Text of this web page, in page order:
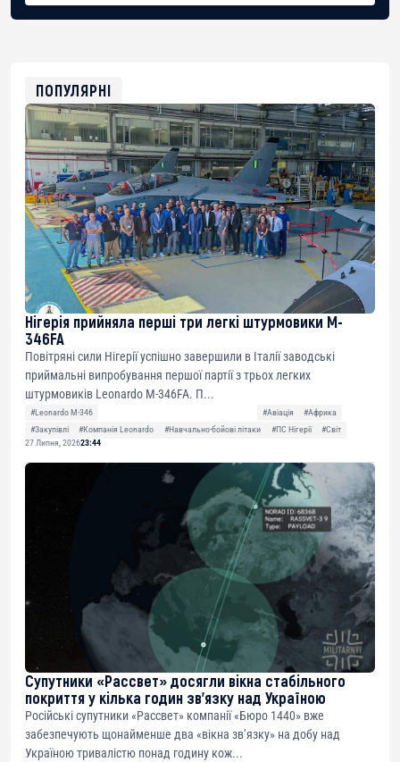
0xfD02863D3289416fcF50975c9DFda13623f97758
ПОПУЛЯРНІ
Нігерія прийняла перші три легкі штурмовики M-
346FA
Повітряні сили Нігерії успішно завершили в Італії заводські
приймальні випробування першої партії з трьох легких
штурмовиків Leonardo M-346FA. П...
#Leonardo M-346 #Авіація
#Африка
#Закупівлі
#Компанія Leonardo #Навчально-бойові літаки #ПС Нігерії
#Світ
27 Липня, 202623:44
Супутники «Рассвет» досягли вікна стабільного
покриття у кілька годин зв’язку над Україною
Російські супутники «Рассвет» компанії «Бюро 1440» вже
забезпечують щонайменше два «вікна зв’язку» на добу над
Україною тривалістю понад годину кож...